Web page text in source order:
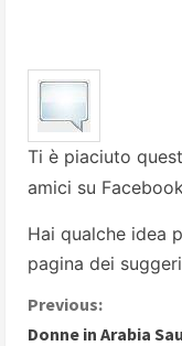
Ti è piaciuto
amici su
Hai qualche idea
pagina dei
C
Previous:
Donne in Arabia